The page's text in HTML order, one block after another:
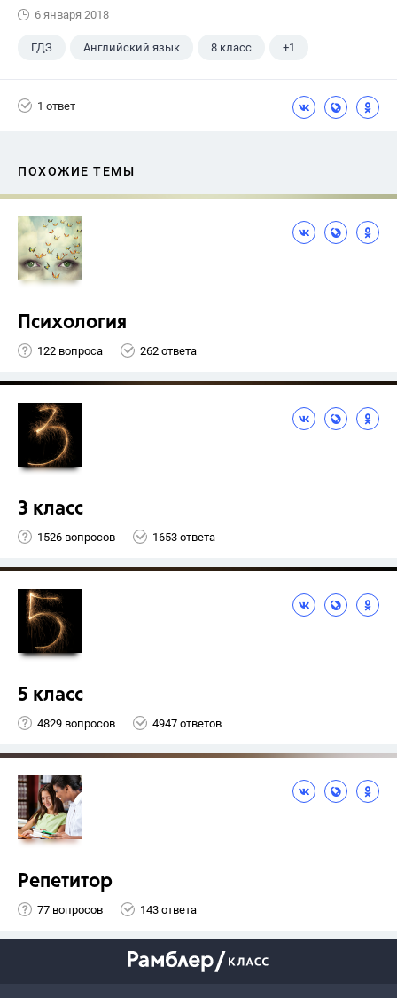
6 января 2018
ГДЗ Английский язык 8 класс +1
1 ответ
ПОХОЖИЕ ТЕМЫ
Психология
122 вопроса 262 ответа
3 класс
1526 вопросов 1653 ответа
5 класс
4829 вопросов 4947 ответов
Репетитор
77 вопросов 143 ответа